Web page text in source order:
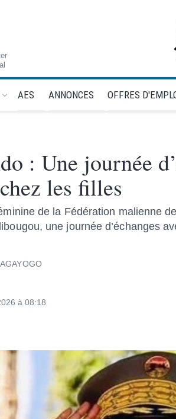
DE L'ESSOR
AES ANNONCES OFFRES
: Une journée
les filles
de la Fédération malienne
une journée d’échanges
à 08:18